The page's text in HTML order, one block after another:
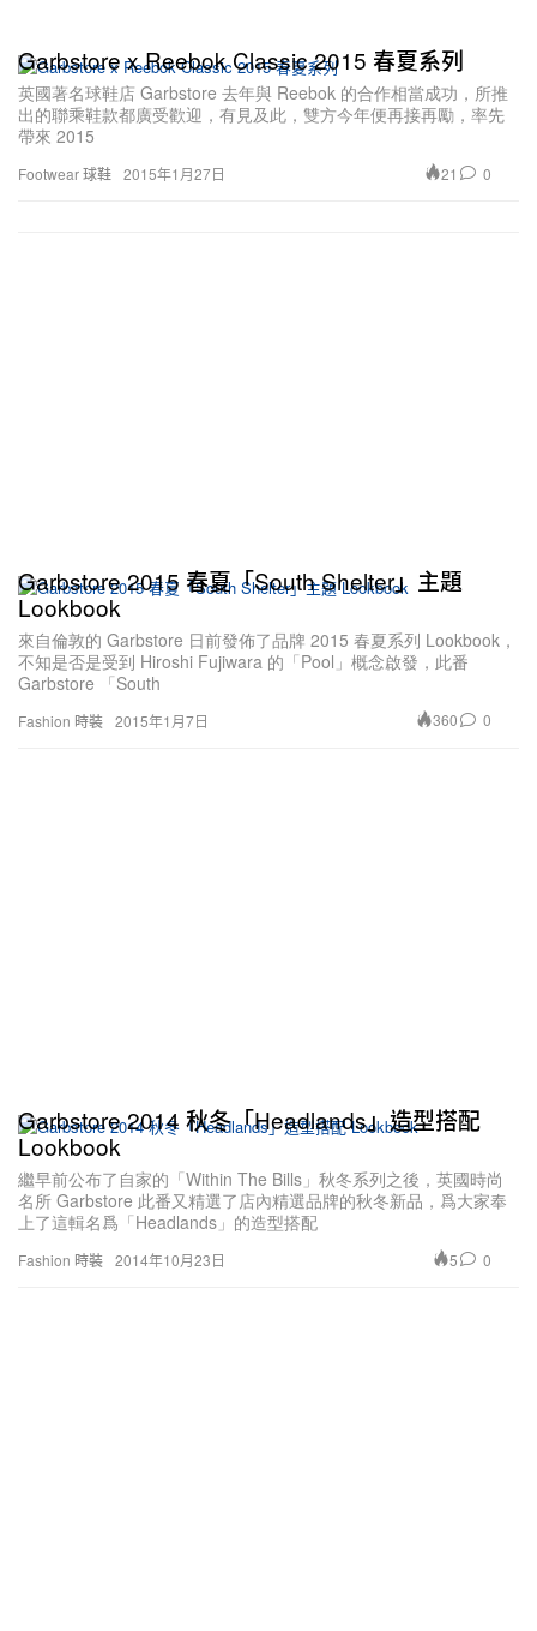
Footwear 球鞋
Garbstore x Reebok Classic 2015 春夏系列
英國著名球鞋店 Garbstore 去年與 Reebok 的合作相當成功，所推
出的聯乘鞋款都廣受歡迎，有見及此，雙方今年便再接再勵，率先
帶來 2015
2015年1月27日 21 0
Fashion 時裝
Garbstore 2015 春夏「South Shelter」主題
Lookbook
來自倫敦的 Garbstore 日前發佈了品牌 2015 春夏系列 Lookbook，
不知是否是受到 Hiroshi Fujiwara 的「Pool」概念啟發，此番
Garbstore 「South
2015年1月7日 360 0
Fashion 時裝
Garbstore 2014 秋冬「Headlands」造型搭配
Lookbook
繼早前公布了自家的「Within The Bills」秋冬系列之後，英國時尚
名所 Garbstore 此番又精選了店內精選品牌的秋冬新品，爲大家奉
上了這輯名爲「Headlands」的造型搭配
2014年10月23日 5 0